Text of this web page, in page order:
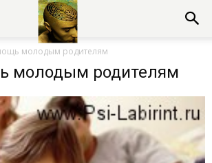
молодым родителям
молодым родителям